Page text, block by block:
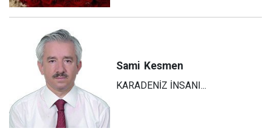
Sami Kesmen
KARADENİZ İNSANI...